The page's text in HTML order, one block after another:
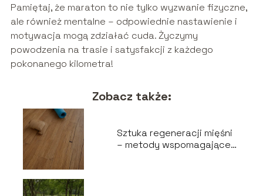
Pamiętaj, że maraton to nie tylko wyzwanie fizyczne,
ale również mentalne – odpowiednie nastawienie i
motywacja mogą zdziałać cuda. Życzymy
powodzenia na trasie i satysfakcji z każdego
pokonanego kilometra!
Zobacz także:
Sztuka regeneracji mięśni
– metody wspomagające